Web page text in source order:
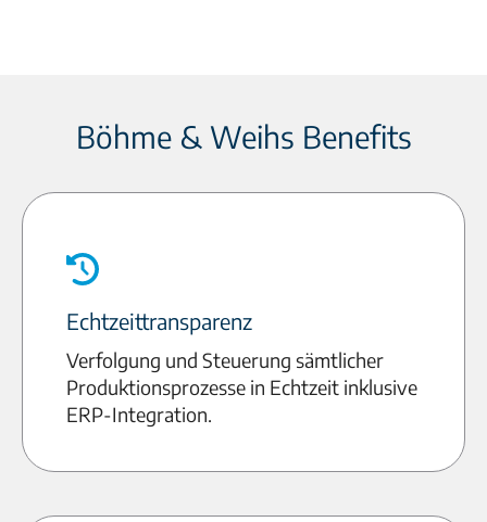
Böhme & Weihs Benefits
Echtzeittransparenz
Verfolgung und Steuerung sämtlicher
Produktionsprozesse in Echtzeit inklusive
ERP-Integration.